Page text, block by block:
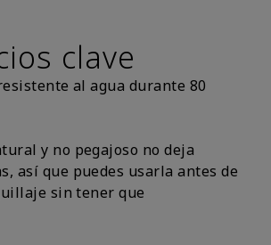
clave
al agua durante 80
y no pegajoso no deja
así que puedes usarla antes de
sin tener que